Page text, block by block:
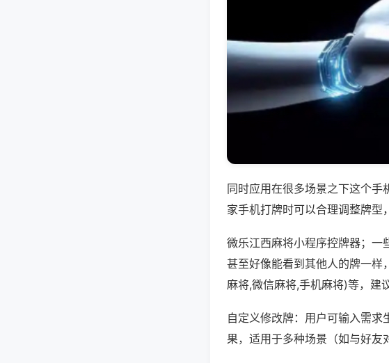
同时应用在很多场景之下这个手
家手机打牌时可以合理调整牌型
微乐江西麻将小程序控牌器；一
甚至好像能看到其他人的牌一样
麻将,微信麻将,手机麻将)等，建
自定义修改牌：用户可输入需求
果，适用于多种场景（如与好友